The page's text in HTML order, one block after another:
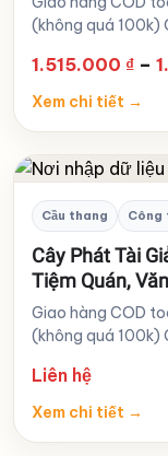
(không quá 100k)
1.515.000 ₫ –
Xem chi tiết →
Cầu thang Công
Cây Phát Tài
Tiệm Quán,
Mã: PN-CG017
Giao hàng COD
(không quá 100k)
Liên hệ
Xem chi tiết →